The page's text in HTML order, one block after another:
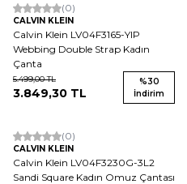
(0)
CALVIN KLEIN
Calvin Klein LV04F3165-YIP
Webbing Double Strap Kadın
Çanta
5.499,00TL
3.849,30 TL
%30
İndirim
(0)
CALVIN KLEIN
Calvin Klein LV04F3230G-3L2
Sandi Square Kadın Omuz Çantası